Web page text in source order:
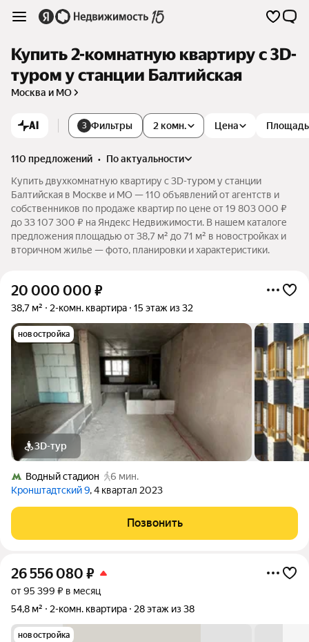
Купить 2-комнатную квартиру c 3D-
туром у станции Балтийская
Москва и МО
AI 3 Фильтры 2 комн. Цена Площадь
110 предложений •
по актуальности
Купить двухкомнатную квартиру c 3D-туром у станции
Балтийская в Москве и МО — 110 объявлений от агентств и
собственников по продаже квартир по цене от 19 803 000 ₽
до 33 107 300 ₽ на Яндекс Недвижимости. В нашем каталоге
предложения площадью от 38,7 м² до 71 м² в новостройках и
вторичном жилье — фото, планировки и характеристики.
20 000 000 ₽
38,7 м² 2-комн. квартира 15 этаж из 32
новостройка
3D-тур
Водный стадион
6 мин.
Кронштадтский 9, 4 квартал 2023
Позвонить
26 556 080 ₽
от 95 399 ₽ в месяц
54,8 м²
2-комн. квартира 28 этаж из 38
новостройка